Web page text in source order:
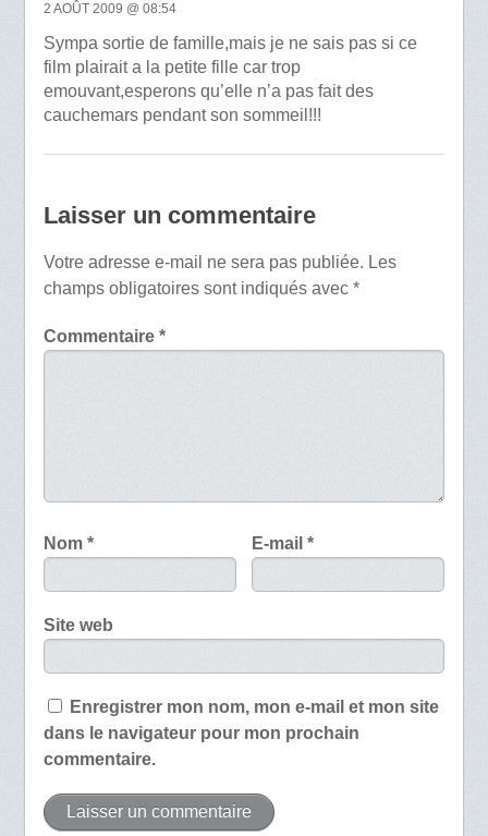
2 AOÛT 2009 @ 08:54
Sympa sortie de famille,mais je ne sais pas si ce
film plairait a la petite fille car trop
emouvant,esperons qu’elle n’a pas fait des
cauchemars pendant son sommeil!!!
Laisser un commentaire
Votre adresse e-mail ne sera pas publiée. Les
champs obligatoires sont indiqués avec *
Commentaire *
Nom * E-mail*
Site web
Enregistrer mon nom, mon e-mail et mon site
dans le navigateur pour mon prochain
commentaire.